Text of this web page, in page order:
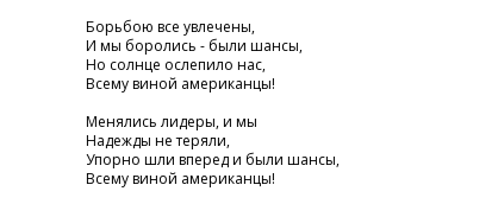
Борьбою все увлечены,
И мы боролись - были шансы,
Но солнце ослепило нас,
Всему виной американцы!
Менялись лидеры, и мы
Надежды не теряли,
Упорно шли вперед и были шансы,
Всему виной американцы!